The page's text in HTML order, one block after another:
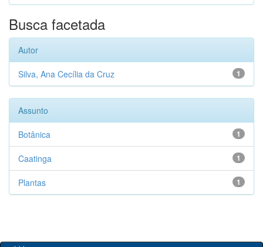
Busca facetada
Autor
1
Silva, Ana Cecília da Cruz
Assunto
1
Botânica
1
Caatinga
1
Plantas